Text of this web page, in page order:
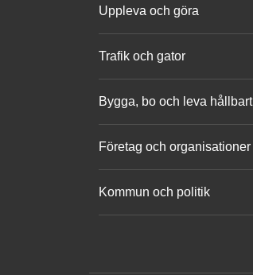
Uppleva och göra
Trafik och gator
Bygga, bo och leva hållbart
Företag och organisationer
Kommun och politik